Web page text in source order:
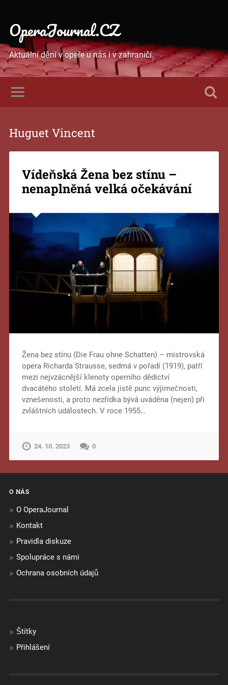
OperaJournal.CZ
Aktuální dění v opeře u nás i v zahraničí.
Huguet Vincent
Vídeňská Žena bez stínu –
nenaplněná velká očekávání
Žena bez stínu (Die Frau ohne Schatten) – mistrovská
opera Richarda Strausse, sedmá v pořadí (1919), patří
mezi nejvzácnější klenoty operního dědictví
dvacátého století. Má zcela jistě punc výjimečnosti,
vznešenosti, a proto nezřídka bývá uváděna (nejen) při
zvláštních událostech. V roce 1955…
24. 10. 2023 0
O NÁS
O OperaJournal
Kontakt
Pravidla diskuze
Spolupráce s námi
Ochrana osobních údajů
Štítky
Přihlášení